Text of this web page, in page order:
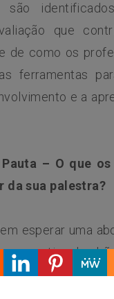
são
que
de como os
ferramentas
e a
– O que
da sua palestra?
esperar uma
do